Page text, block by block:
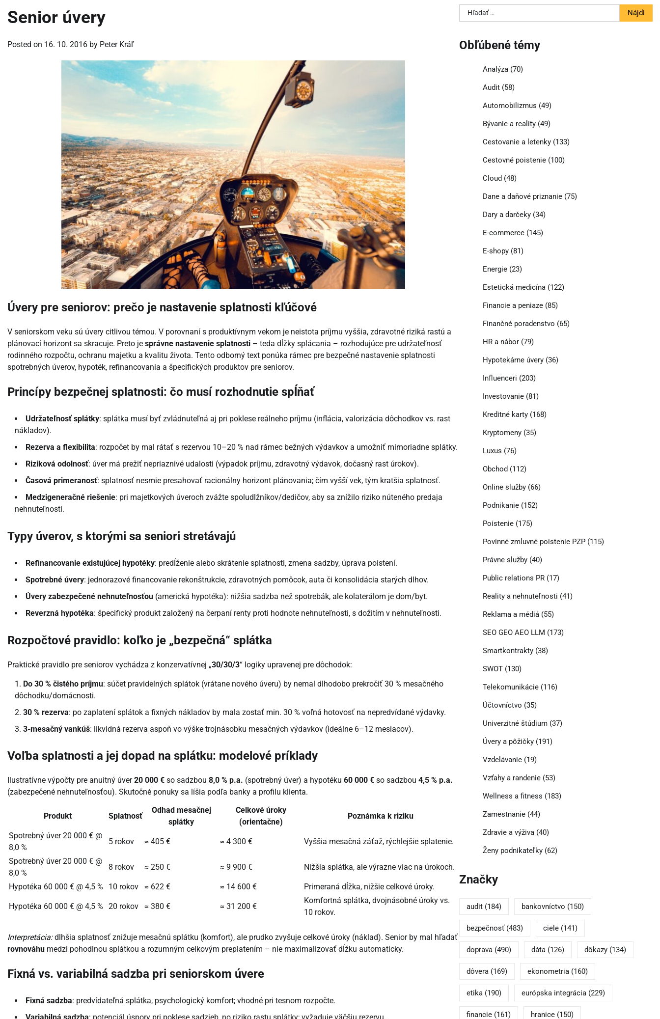
Senior úvery
Posted on 16. 10. 2016 by Peter Kráľ
Úvery pre seniorov: prečo je nastavenie splatnosti kľúčové
V seniorskom veku sú úvery citlivou témou. V porovnaní s produktívnym vekom je neistota príjmu vyššia, zdravotné riziká rastú a
plánovací horizont sa skracuje. Preto je správne nastavenie splatnosti – teda dĺžky splácania – rozhodujúce pre udržateľnosť
rodinného rozpočtu, ochranu majetku a kvalitu života. Tento odborný text ponúka rámec pre bezpečné nastavenie splatnosti
spotrebných úverov, hypoték, refinancovania a špecifických produktov pre seniorov.
Princípy bezpečnej splatnosti: čo musí rozhodnutie spĺňať
Udržateľnosť splátky: splátka musí byť zvládnuteľná aj pri poklese reálneho príjmu (inflácia, valorizácia dôchodkov vs. rast
nákladov).
Rezerva a flexibilita: rozpočet by mal rátať s rezervou 10–20 % nad rámec bežných výdavkov a umožniť mimoriadne splátky.
Riziková odolnosť: úver má prežiť nepriaznivé udalosti (výpadok príjmu, zdravotný výdavok, dočasný rast úrokov).
Časová primeranosť: splatnosť nesmie presahovať racionálny horizont plánovania; čím vyšší vek, tým kratšia splatnosť.
Medzigeneračné riešenie: pri majetkových úveroch zvážte spoludlžníkov/dedičov, aby sa znížilo riziko núteného predaja
nehnuteľnosti.
Typy úverov, s ktorými sa seniori stretávajú
Refinancovanie existujúcej hypotéky: predĺženie alebo skrátenie splatnosti, zmena sadzby, úprava poistení.
Spotrebné úvery: jednorazové financovanie rekonštrukcie, zdravotných pomôcok, auta či konsolidácia starých dlhov.
Úvery zabezpečené nehnuteľnosťou (americká hypotéka): nižšia sadzba než spotrebák, ale kolaterálom je dom/byt.
Reverzná hypotéka: špecifický produkt založený na čerpaní renty proti hodnote nehnuteľnosti, s dožitím v nehnuteľnosti.
Rozpočtové pravidlo: koľko je „bezpečná“ splátka
Praktické pravidlo pre seniorov vychádza z konzervatívnej „30/30/3“ logiky upravenej pre dôchodok:
Do 30 % čistého príjmu: súčet pravidelných splátok (vrátane nového úveru) by nemal dlhodobo prekročiť 30 % mesačného
dôchodku/domácnosti.
30 % rezerva: po zaplatení splátok a fixných nákladov by mala zostať min. 30 % voľná hotovosť na nepredvídané výdavky.
3-mesačný vankúš: likvidná rezerva aspoň vo výške trojnásobku mesačných výdavkov (ideálne 6–12 mesiacov).
Voľba splatnosti a jej dopad na splátku: modelové príklady
Ilustratívne výpočty pre anuitný úver20 000 € so sadzbou 8,0 % p.a. (spotrebný úver) a hypotéku 60 000 € so sadzbou 4,5 % p.a.
(zabezpečené nehnuteľnosťou). Skutočné ponuky sa líšia podľa banky a profilu klienta.
Produkt Splatnosť
Odhad mesačnej
splátky
Celkové úroky
(orientačne)
Poznámka k riziku
Spotrebný úver 20 000 € @
8,0 %
5 rokov ≈ 405 € ≈ 4 300 € Vyššia mesačná záťaž, rýchlejšie splatenie.
Spotrebný úver 20 000 € @
8,0 %
8 rokov ≈ 250 € ≈ 9 900 € Nižšia splátka, ale výrazne viac na úrokoch.
Hypotéka 60 000 € @ 4,5 % 10 rokov ≈ 622 € ≈ 14 600 € Primeraná dĺžka, nižšie celkové úroky.
Hypotéka 60 000 € @ 4,5 % 20 rokov ≈ 380 € ≈ 31 200 €
Komfortná splátka, dvojnásobné úroky vs.
10 rokov.
Interpretácia:dlhšia splatnosť znižuje mesačnú splátku (komfort), ale prudko zvyšuje celkové úroky (náklad). Senior by mal hľadať
rovnováhu medzi pohodlnou splátkou a rozumným celkovým preplatením – nie maximalizovať dĺžku automaticky.
Fixná vs. variabilná sadzba pri seniorskom úvere
Fixná sadzba: predvídateľná splátka, psychologický komfort; vhodné pri tesnom rozpočte.
Hľadať:
Obľúbené témy
Analýza(70)
Audit(58)
Automobilizmus (49)
Bývanie a reality(49)
Cestovanie a letenky(133)
Cestovné poistenie(100)
Cloud (48)
Dane a daňové priznanie(75)
Dary a darčeky(34)
E-commerce(145)
E-shopy(81)
Energie(23)
Estetická medicína(122)
Financie a peniaze(85)
Finančné poradenstvo (65)
HR a nábor(79)
Hypotekárne úvery(36)
Influenceri (203)
Investovanie(81)
Kreditné karty(168)
Kryptomeny(35)
Luxus (76)
Obchod (112)
Online služby(66)
Podnikanie(152)
Poistenie(175)
Povinné zmluvné poistenie PZP(115)
Právne služby(40)
Public relations PR(17)
Reality a nehnuteľnosti (41)
Reklama a médiá(55)
SEO GEO AEO LLM (173)
Smartkontrakty(38)
SWOT(130)
Telekomunikácie(116)
Účtovníctvo (35)
Univerzitné štúdium(37)
Úvery a pôžičky(191)
Vzdelávanie(19)
Vzťahy a randenie(53)
Wellness a fitness (183)
Zamestnanie(44)
Zdravie a výživa(40)
Ženy podnikateľky(62)
Značky
audit(184) bankovníctvo (150)
bezpečnosť(483) ciele(141)
doprava(490) dáta(126) dôkazy(134)
dôvera(169) ekonometria(160)
etika(190) európska integrácia(229)
financie(161) hranice(150)